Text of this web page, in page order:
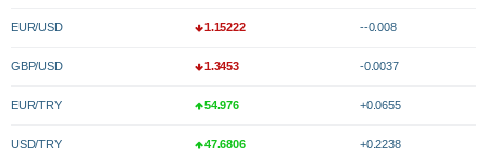
EUR/USD 1.15222 --0.008
GBP/USD 1.3453 -0.0037
EUR/TRY 54.976 +0.0655
USD/TRY 47.6806 +0.2238